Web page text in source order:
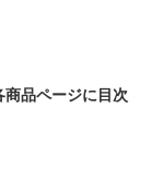
品ページに目次